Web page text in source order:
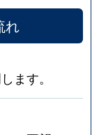
れ
ます。